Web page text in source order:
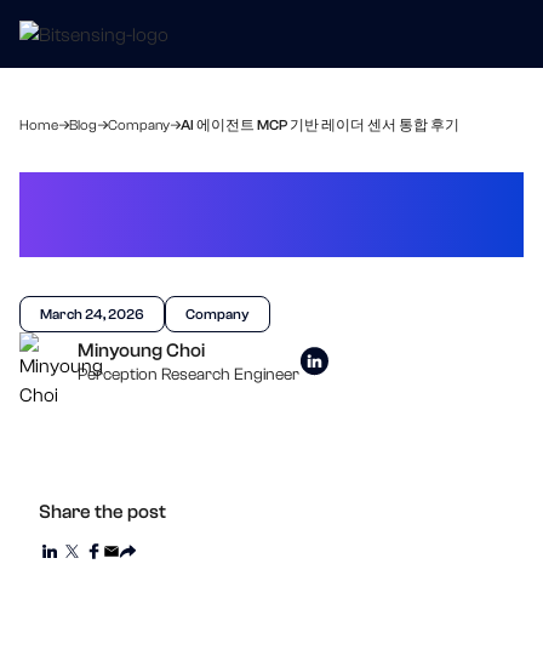
Home Blog Company AI 에이전트 MCP 기반 레이더 센서 통합 후기
Minyoung Choi
Perception Research Engineer
March 24, 2026 Company
Share the post